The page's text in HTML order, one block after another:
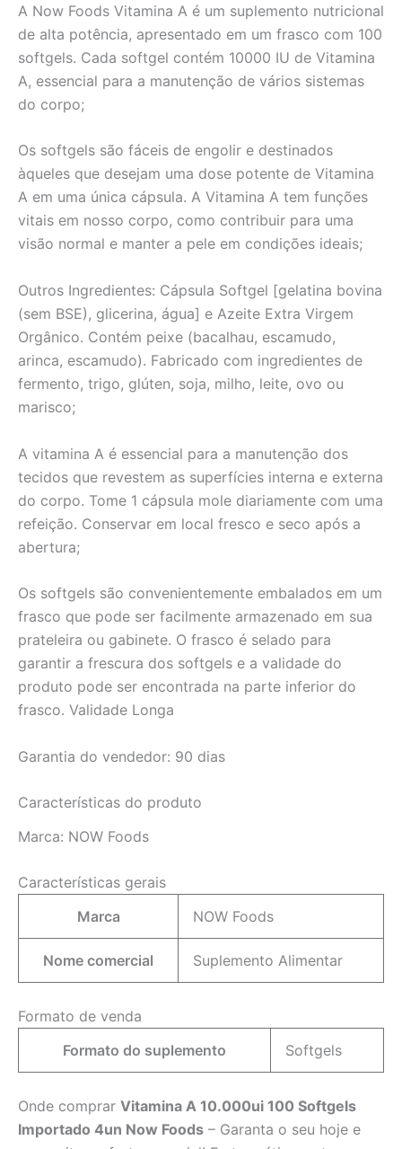
A Now Foods Vitamina A é um suplemento nutricional
de alta potência, apresentado em um frasco com 100
softgels. Cada softgel contém 10000 IU de Vitamina
A, essencial para a manutenção de vários sistemas
do corpo;
Os softgels são fáceis de engolir e destinados
àqueles que desejam uma dose potente de Vitamina
A em uma única cápsula. A Vitamina A tem funções
vitais em nosso corpo, como contribuir para uma
visão normal e manter a pele em condições ideais;
Outros Ingredientes: Cápsula Softgel [gelatina bovina
(sem BSE), glicerina, água] e Azeite Extra Virgem
Orgânico. Contém peixe (bacalhau, escamudo,
arinca, escamudo). Fabricado com ingredientes de
fermento, trigo, glúten, soja, milho, leite, ovo ou
marisco;
A vitamina A é essencial para a manutenção dos
tecidos que revestem as superfícies interna e externa
do corpo. Tome 1 cápsula mole diariamente com uma
refeição. Conservar em local fresco e seco após a
abertura;
Os softgels são convenientemente embalados em um
frasco que pode ser facilmente armazenado em sua
prateleira ou gabinete. O frasco é selado para
garantir a frescura dos softgels e a validade do
produto pode ser encontrada na parte inferior do
frasco. Validade Longa
Garantia do vendedor: 90 dias
Características do produto
Marca: NOW Foods
Características gerais
Marca
NOW Foods
Nome comercial Suplemento Alimentar
Formato de venda
Formato do suplemento
Softgels
Onde comprar Vitamina A 10.000ui 100 Softgels
Importado 4un Now Foods – Garanta o seu hoje e